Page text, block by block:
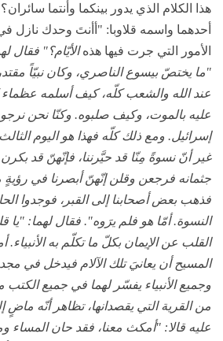
هذا الكلام الذي يدور بينكما وأنتما
أحدهما واسمه قلاوبا: "أأنتَ وحدك نازل
الأمور التي جرت فيها هذهالأيّام؟" فقال
"ما يختصّ بيسوع الناصري، وكان نبيّاً
عند الله والشعب كلّه، كيف أسلمه عظماء
عليه بالموت، وكيف صلبوه. وكنّا نحن
إسرائيل. ومع ذلك كلّه فهذا هو اليوم
غير أنّ نسوةً مِنّا قد حيَّرننا، فإنّهنّ قد
جثمانه فرجعن وقلن إنّهنّ أبصرنا في رؤيةٍ
فذهب بعض أصحابنا إلى القبر، فوجدوا
النسوة. أمّا هو فلم يرَوه". فقال لهما: "يا
القلب عن الإيمان بكلّ ما تكلّم به
المسيح أن يعانيَ تلك الآلام فيدخل في
وجميع الأنبياء يفسّر لهما في جميع الكتب
من القرية التي يقصدانها، تظاهر أنّه ماضٍ
عليه قالا: "أمكث معنا، فقد حان المساء